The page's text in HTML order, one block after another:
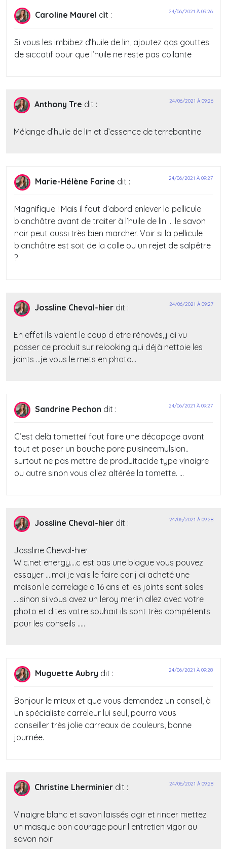
Caroline Maurel dit : 24/06/2021 À 09:26
Si vous les imbibez d’huile de lin, ajoutez qqs gouttes
de siccatif pour que l’huile ne reste pas collante
Anthony Tre dit : 24/06/2021 À 09:26
Mélange d’huile de lin et d’essence de terrebantine
Marie-Hélène Farine dit : 24/06/2021 À 09:27
Magnifique ! Mais il faut d’abord enlever la pellicule
blanchâtre avant de traiter à l’huile de lin … le savon
noir peut aussi très bien marcher. Voir si la pellicule
blanchâtre est soit de la colle ou un rejet de salpêtre
?
Jossline Cheval-hier dit : 24/06/2021 À 09:27
En effet ils valent le coup d etre rénovés,,j ai vu
passer ce produit sur relooking qui déjà nettoie les
joints …je vous le mets en photo…
Sandrine Pechon dit : 24/06/2021 À 09:27
C’est delà tometteil faut faire une décapage avant
tout et poser un bouche pore puisineemulsion..
surtout ne pas mettre de produitacide type vinaigre
ou autre sinon vous allez altérée la tomette. …
Jossline Cheval-hier dit : 24/06/2021 À 09:28
Jossline Cheval-hier
W c.net energy….c est pas une blague vous pouvez
essayer ….moi je vais le faire car j ai acheté une
maison le carrelage a 16 ans et les joints sont sales
….sinon si vous avez un leroy merlin allez avec votre
photo et dites votre souhait ils sont très compétents
pour les conseils …..
Muguette Aubry dit : 24/06/2021 À 09:28
Bonjour le mieux et que vous demandez un conseil, à
un spécialiste carreleur lui seul, pourra vous
conseiller très jolie carreaux de couleurs, bonne
journée.
Christine Lherminier dit : 24/06/2021 À 09:28
Vinaigre blanc et savon laissés agir et rincer mettez
un masque bon courage pour l entretien vigor au
savon noir